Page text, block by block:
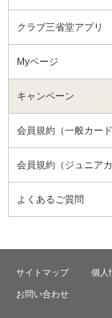
クラブ三省堂アプリ
Myページ
キャンペーン
会員規約（一般カード
会員規約（ジュニアカ
よくあるご質問
サイトマップ 個人
お問い合わせ